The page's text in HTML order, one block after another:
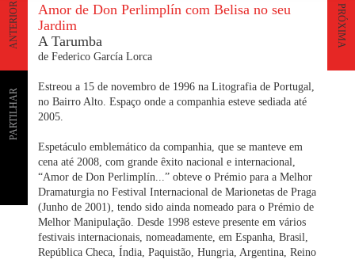
PRÓXIMA
ANTERIOR
PARTILHAR
Amor de Don Perlimplín com Belisa no seu
Jardim
A Tarumba
de Federico García Lorca
Estreou a 15 de novembro de 1996 na Litografia de Portugal,
no Bairro Alto. Espaço onde a companhia esteve sediada até
2005.
Espetáculo emblemático da companhia, que se manteve em
cena até 2008, com grande êxito nacional e internacional,
“Amor de Don Perlimplín...” obteve o Prémio para a Melhor
Dramaturgia no Festival Internacional de Marionetas de Praga
(Junho de 2001), tendo sido ainda nomeado para o Prémio de
Melhor Manipulação. Desde 1998 esteve presente em vários
festivais internacionais, nomeadamente, em Espanha, Brasil,
República Checa, Índia, Paquistão, Hungria, Argentina, Reino